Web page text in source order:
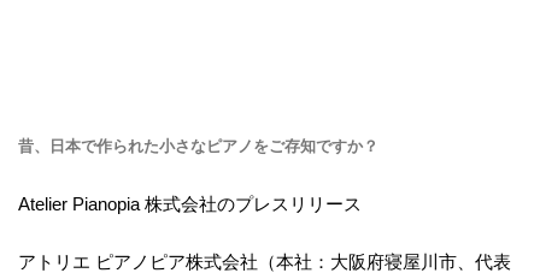
昔、日本で作られた小さなピアノをご存知ですか？
Atelier Pianopia 株式会社のプレスリリース
アトリエ ピアノピア株式会社（本社：大阪府寝屋川市、代表